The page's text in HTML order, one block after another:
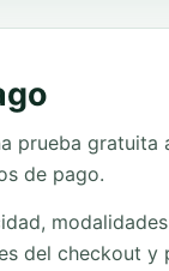
prueba
de pago.
del checkout